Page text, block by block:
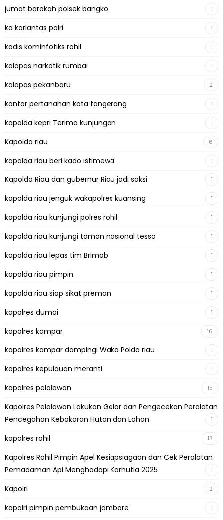
jumat barokah polsek bangko 1
ka korlantas polri 1
kadis kominfotiks rohil 1
kalapas narkotik rumbai 1
kalapas pekanbaru 2
kantor pertanahan kota tangerang 1
kapolda kepri Terima kunjungan 1
Kapolda riau 6
kapolda riau beri kado istimewa 1
Kapolda Riau dan gubernur Riau jadi saksi 1
kapolda riau jenguk wakapolres kuansing 1
kapolda riau kunjungi polres rohil 1
kapolda riau kunjungi taman nasional tesso 1
kapolda riau lepas tim Brimob 1
kapolda riau pimpin 1
kapolda riau siap sikat preman 1
kapolres dumai 1
kapolres kampar 16
kapolres kampar dampingi Waka Polda riau 1
kapolres kepulauan meranti 1
kapolres pelalawan 15
Kapolres Pelalawan Lakukan Gelar dan Pengecekan Peralatan
Pencegahan Kebakaran Hutan dan Lahan.
1
kapolres rohil 13
Kapolres Rohil Pimpin Apel Kesiapsiagaan dan Cek Peralatan
Pemadaman Api Menghadapi Karhutla 2025
1
Kapolri 2
kapolri pimpin pembukaan jambore 1